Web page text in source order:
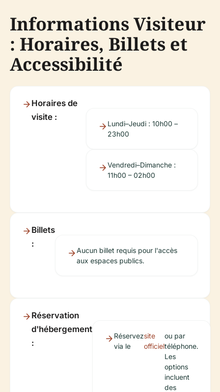
Informations Visiteur
: Horaires, Billets et
Accessibilité
Horaires de
visite :
Lundi–Jeudi : 10h00 –
23h00
Vendredi–Dimanche :
11h00 – 02h00
Billets
:
Aucun billet requis pour l'accès
aux espaces publics.
Réservation
d'hébergement
:
Réservez
via le
site
officiel
ou par
téléphone.
Les
options
incluent
des